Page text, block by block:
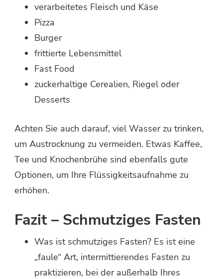
verarbeitetes Fleisch und Käse
Pizza
Burger
frittierte Lebensmittel
Fast Food
zuckerhaltige Cerealien, Riegel oder
Desserts
Achten Sie auch darauf, viel Wasser zu trinken,
um Austrocknung zu vermeiden. Etwas Kaffee,
Tee und Knochenbrühe sind ebenfalls gute
Optionen, um Ihre Flüssigkeitsaufnahme zu
erhöhen.
Fazit – Schmutziges Fasten
Was ist schmutziges Fasten? Es ist eine
„faule“ Art, intermittierendes Fasten zu
praktizieren, bei der außerhalb Ihres